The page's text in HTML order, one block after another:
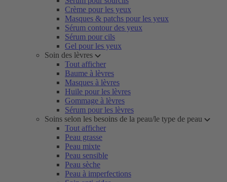
Crème pour les yeux
Masques & patchs pour les yeux
Sérum contour des yeux
Sérum pour cils
Gel pour les yeux
Soin des lèvres
Tout afficher
Baume à lèvres
Masques à lèvres
Huile pour les lèvres
Gommage à lèvres
Sérum pour les lèvres
Soins selon les besoins de la peau/le type de peau
Tout afficher
Peau grasse
Peau mixte
Peau sensible
Peau sèche
Peau à imperfections